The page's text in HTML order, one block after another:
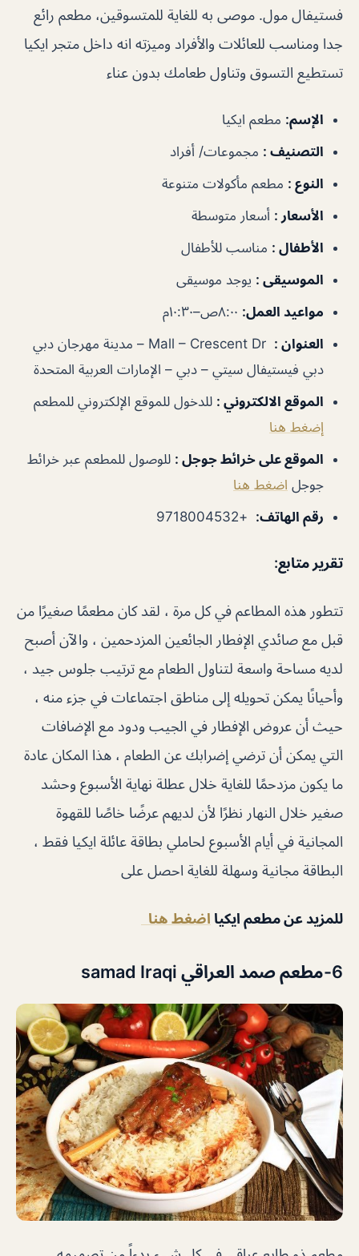
فستيفال مول. موصى به للغاية للمتسوقين، مطعم رائع
جدا ومناسب للعائلات والأفراد وميزته انه داخل متجر ايكيا
تستطيع التسوق وتناول طعامك بدون عناء
الإسم: مطعم ايكيا
التصنيف : مجموعات/ أفراد
النوع : مطعم مأكولات متنوعة
الأسعار : أسعار متوسطة
الأطفال : مناسب للأطفال
الموسيقى : يوجد موسيقى
مواعيد العمل:
العنوان :
Mall – Crescent Dr – مدينة مهرجان دبي
دبي فيستيفال سيتي – دبي – الإمارات العربية المتحدة
الموقع الالكتروني : للدخول للموقع الإلكتروني للمطعم
إضغط هنا
الموقع على خرائط جوجل : للوصول للمطعم عبر خرائط
جوجل اضغط هنا
رقم الهاتف:
+9718004532
تقرير متابع:
تتطور هذه المطاعم في كل مرة ، لقد كان مطعمًا صغيرًا من
قبل مع صائدي الإفطار الجائعين المزدحمين ، والآن أصبح
لديه مساحة واسعة لتناول الطعام مع ترتيب جلوس جيد ،
وأحيانًا يمكن تحويله إلى مناطق اجتماعات في جزء منه ،
حيث أن عروض الإفطار في الجيب ودود مع الإضافات
التي يمكن أن ترضي إضرابك عن الطعام ، هذا المكان عادة
ما يكون مزدحمًا للغاية خلال عطلة نهاية الأسبوع وحشد
صغير خلال النهار نظرًا لأن لديهم عرضًا خاصًا للقهوة
المجانية في أيام الأسبوع لحاملي بطاقة عائلة ايكيا فقط ،
البطاقة مجانية وسهلة للغاية احصل على
للمزيد عن مطعم ايكيا اضغط هنا
6-مطعم صمد العراقي samad Iraqi